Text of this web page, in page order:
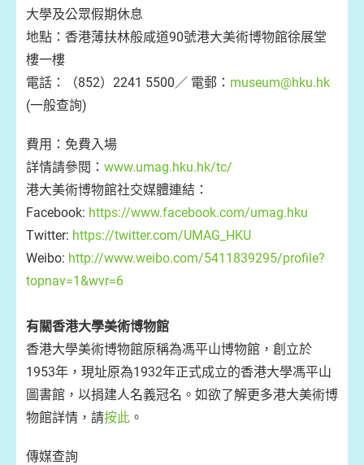
大學及公眾假期休息
地點：香港薄扶林般咸道90號港大美術博物館徐展堂
樓一樓
電話：（852）2241 5500／ 電郵： museum@hku.hk
(一般查詢)
費用：免費入場
詳情請參閱： www.umag.hku.hk/tc/
港大美術博物館社交媒體連結：
Facebook: https://www.facebook.com/umag.hku
Twitter: https://twitter.com/UMAG_HKU
Weibo: http://www.weibo.com/5411839295/profile?
topnav=1&wvr=6
有關香港大學美術博物館
香港大學美術博物館原稱為馮平山博物館，創立於
1953年，現址原為1932年正式成立的香港大學馮平山
圖書館，以捐建人名義冠名。如欲了解更多港大美術博
物館詳情，請按此 。
傳媒查詢